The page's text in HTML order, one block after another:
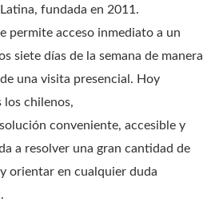
fundada en 2011.
permite acceso inmediato a un
siete días de la semana de manera
una visita presencial. Hoy
los chilenos,
conveniente, accesible y
a resolver una gran cantidad de
orientar en cualquier duda